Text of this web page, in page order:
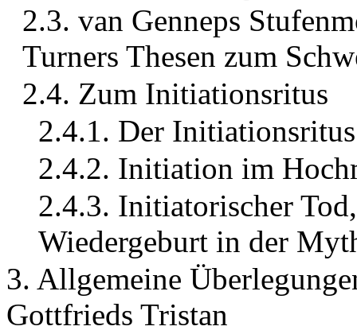
2.3. van Genneps
Turners Thesen zum
2.4. Zum Initiationsritus
2.4.1. Der
2.4.2. Initiation im
2.4.3. Initiatorischer
Wiedergeburt in der
3. Allgemeine
Gottfrieds Tristan